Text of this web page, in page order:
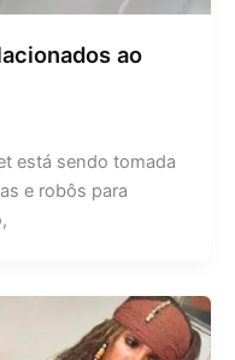
ao
está sendo tomada
e robôs para